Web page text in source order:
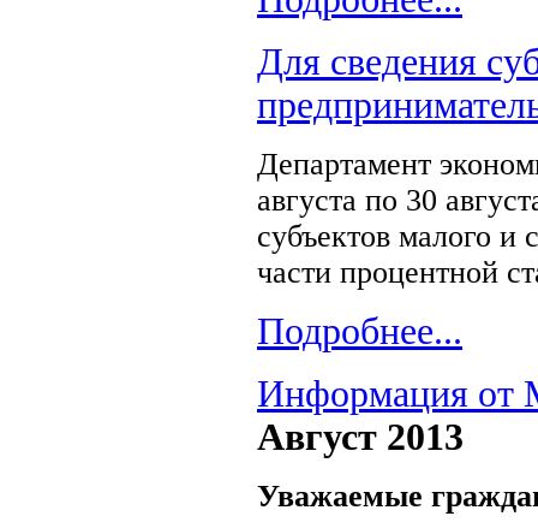
Для сведения
Департамент
августа по 30
субъектов малого и
части процентной
Подробнее...
Информация от
Август 2013
Уважаемые